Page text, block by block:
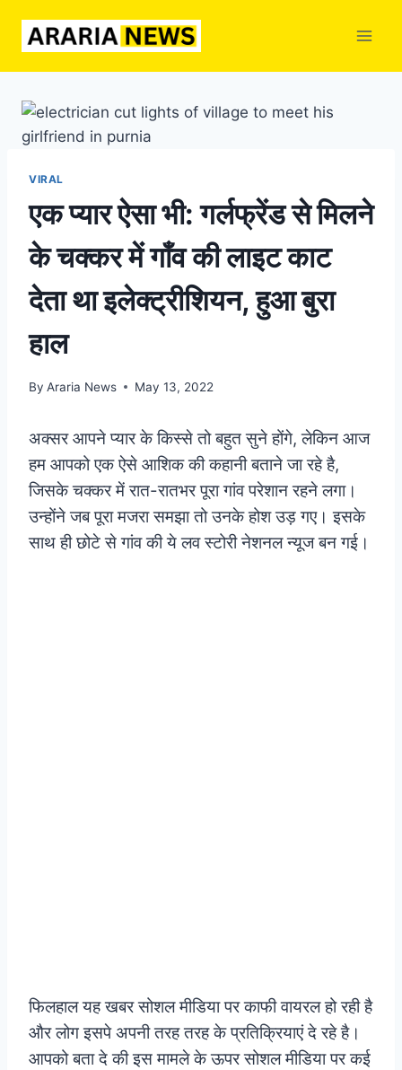
VIRAL
एक प्यार ऐसा भी: गर्लफ्रेंड से मिलने
के चक्कर में गाँव की लाइट काट
देता था इलेक्ट्रीशियन, हुआ बुरा
हाल
By Araria News May 13, 2022
अक्सर आपने प्यार के किस्से तो बहुत सुने होंगे, लेकिन आज
हम आपको एक ऐसे आशिक की कहानी बताने जा रहे है,
जिसके चक्कर में रात-रातभर पूरा गांव परेशान रहने लगा।
उन्होंने जब पूरा मजरा समझा तो उनके होश उड़ गए। इसके
साथ ही छोटे से गांव की ये लव स्टोरी नेशनल न्यूज बन गई।
फिलहाल यह खबर सोशल मीडिया पर काफी वायरल हो रही है
और लोग इसपे अपनी तरह तरह के प्रतिक्रियाएं दे रहे है।
आपको बता दे की इस मामले के ऊपर सोशल मीडिया पर कई